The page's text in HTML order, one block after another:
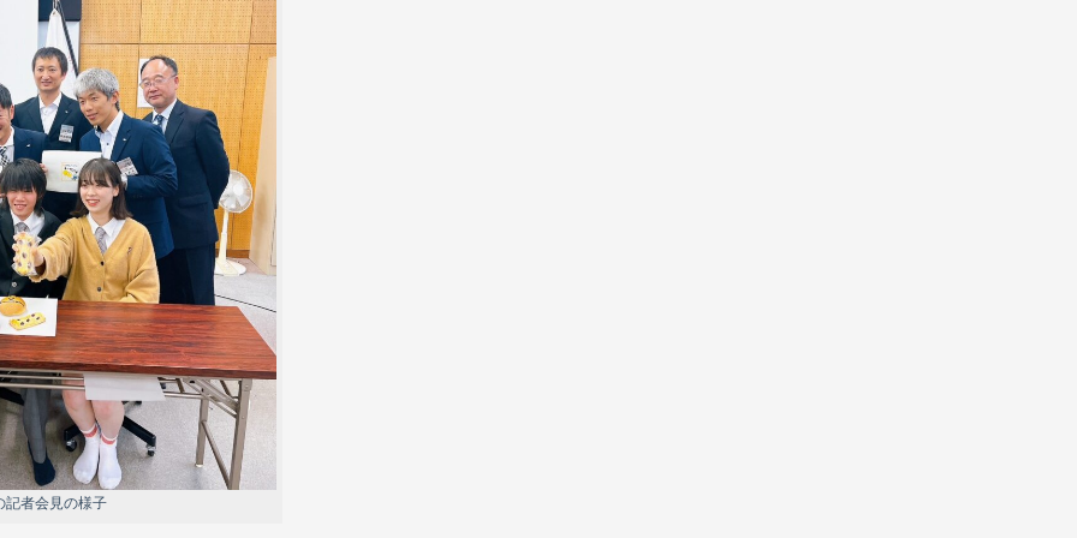
記者会見の様子